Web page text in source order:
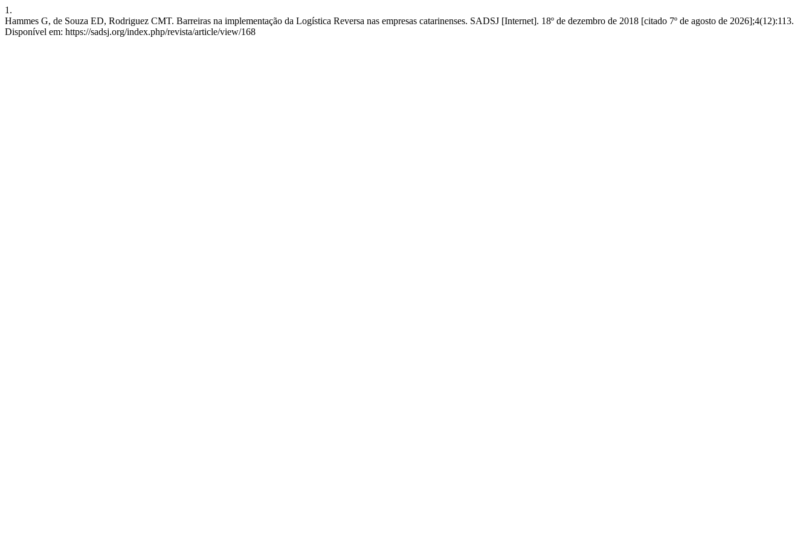
1.
Hammes G, de Souza ED, Rodriguez CMT. Barreiras na implementação da Logística Reversa nas empresas catarinenses. SADSJ [Internet]. 18º de dezembro de 2018 [citado 7º de agosto de 2026];4(12):113.
Disponível em: https://sadsj.org/index.php/revista/article/view/168